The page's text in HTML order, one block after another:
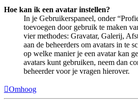
Hoe kan ik een avatar instellen?
In je Gebruikerspaneel, onder
toevoegen door gebruik te maken
vier methodes: Gravatar, Galerij,
aan de beheerders om avatars in te
op welke manier je een avatar kan
avatars kunt gebruiken, neem dan
beheerder voor je vragen hierover.
Omhoog